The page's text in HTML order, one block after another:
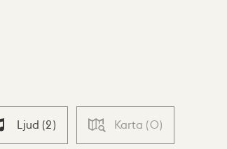
Ljud (2) Karta (0)